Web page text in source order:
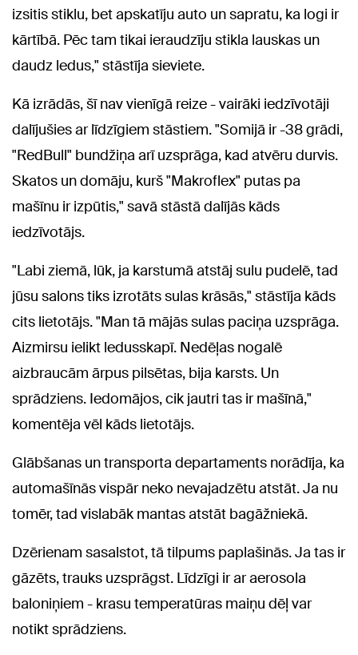
izsitis stiklu, bet apskatīju auto un sapratu, ka logi ir
kārtībā. Pēc tam tikai ieraudzīju stikla lauskas un
daudz ledus," stāstīja sieviete.
Kā izrādās, šī nav vienīgā reize - vairāki iedzīvotāji
dalījušies ar līdzīgiem stāstiem. "Somijā ir -38 grādi,
"RedBull" bundžiņa arī uzsprāga, kad atvēru durvis.
Skatos un domāju, kurš "Makroflex" putas pa
mašīnu ir izpūtis," savā stāstā dalījās kāds
iedzīvotājs.
"Labi ziemā, lūk, ja karstumā atstāj sulu pudelē, tad
jūsu salons tiks izrotāts sulas krāsās," stāstīja kāds
cits lietotājs. "Man tā mājās sulas paciņa uzsprāga.
Aizmirsu ielikt ledusskapī. Nedēļas nogalē
aizbraucām ārpus pilsētas, bija karsts. Un
sprādziens. Iedomājos, cik jautri tas ir mašīnā,"
komentēja vēl kāds lietotājs.
Glābšanas un transporta departaments norādīja, ka
automašīnās vispār neko nevajadzētu atstāt. Ja nu
tomēr, tad vislabāk mantas atstāt bagāžniekā.
Dzērienam sasalstot, tā tilpums paplašinās. Ja tas ir
gāzēts, trauks uzsprāgst. Līdzīgi ir ar aerosola
baloniņiem - krasu temperatūras maiņu dēļ var
notikt sprādziens.